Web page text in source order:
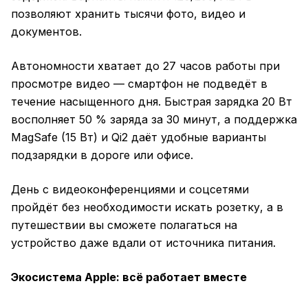
позволяют хранить тысячи фото, видео и
документов.
Автономности хватает до 27 часов работы при
просмотре видео — смартфон не подведёт в
течение насыщенного дня. Быстрая зарядка 20 Вт
восполняет 50 % заряда за 30 минут, а поддержка
MagSafe (15 Вт) и Qi2 даёт удобные варианты
подзарядки в дороге или офисе.
День с видеоконференциями и соцсетями
пройдёт без необходимости искать розетку, а в
путешествии вы сможете полагаться на
устройство даже вдали от источника питания.
Экосистема Apple: всё работает вместе